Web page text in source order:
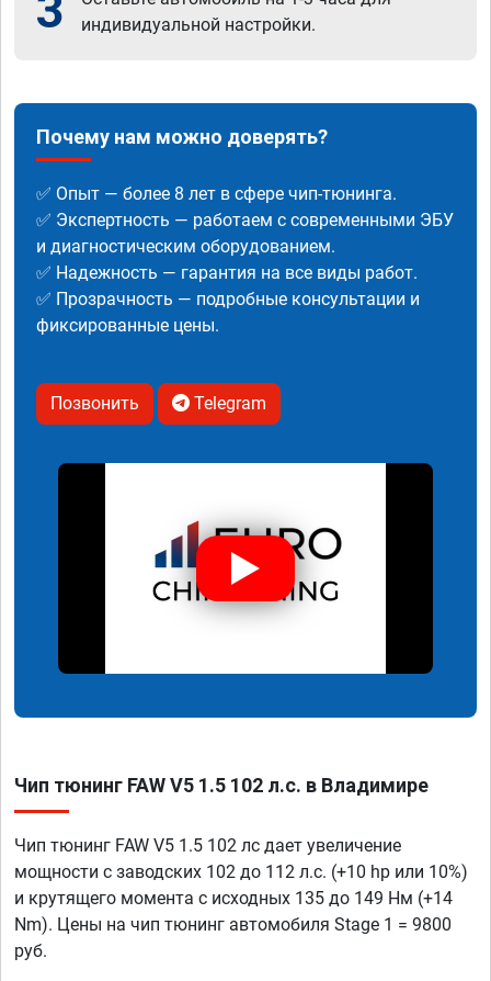
индивидуальной настройки.
Почему нам можно доверять?
✅ Опыт — более 8 лет в сфере чип-тюнинга.
✅ Экспертность — работаем с современными ЭБУ
и диагностическим оборудованием.
✅ Надежность — гарантия на все виды работ.
✅ Прозрачность — подробные консультации и
фиксированные цены.
Позвонить Telegram
Чип тюнинг FAW V5 1.5 102 л.с. в Владимире
Чип тюнинг FAW V5 1.5 102 лс дает увеличение
мощности с заводских 102 до 112 л.с. (+10 hp или 10%)
и крутящего момента с исходных 135 до 149 Нм (+14
Nm). Цены на чип тюнинг автомобиля Stage 1 = 9800
руб.